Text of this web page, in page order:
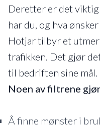
Deretter er det
har du, og hva
Hotjar tilbyr et
trafikken. Det gjør
til bedriften sine mål.
Noen av filtrene
Å finne mønster i